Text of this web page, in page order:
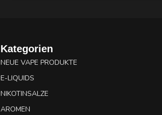
Kategorien
NEUE VAPE PRODUKTE
E-LIQUIDS
NIKOTINSALZE
AROMEN